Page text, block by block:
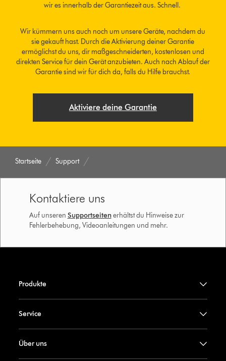
wir es innerhalb der Garantiezeit aus. Schnell.
Wir kümmern uns auch noch um unsere Geräte, nachdem du
sie gekauft hast. Durch die Aktivierung deiner Garantie
ermöglichst du uns, dir maßgeschneiderten, kostenlosen und
direkten Service für dein Gerät anzubieten. Auch nach Ablauf der
Garantie sind wir für dich da, falls du Hilfe brauchst.
Aktiviere deine Garantie
Startseite Support
Kontaktiere uns
Auf unseren Supportseiten erhältst du Hinweise zur
Fehlerbehebung, Videoanleitungen und mehr.
Produkte
Service
Über uns